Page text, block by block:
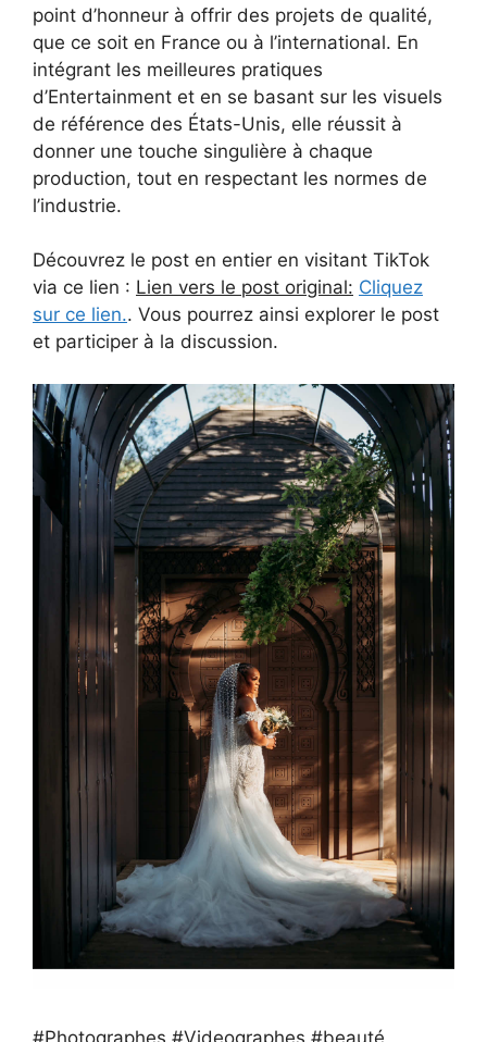
point d’honneur à offrir des projets de qualité,
que ce soit en France ou à l’international. En
intégrant les meilleures pratiques
d’Entertainment et en se basant sur les visuels
de référence des États-Unis, elle réussit à
donner une touche singulière à chaque
production, tout en respectant les normes de
l’industrie.
Découvrez le post en entier en visitant TikTok
via ce lien : Lien vers le post original: Cliquez
sur ce lien.. Vous pourrez ainsi explorer le post
et participer à la discussion.
#Photographes #Videographes #beauté